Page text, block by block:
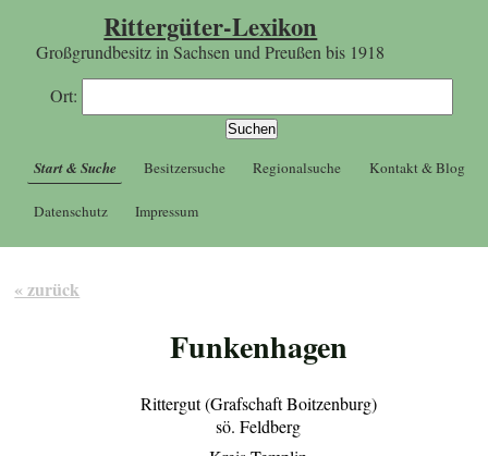
Rittergüter-Lexikon
Großgrundbesitz in Sachsen und Preußen bis 1918
Ort:
Start & Suche Besitzersuche Regionalsuche Kontakt & Blog
Datenschutz Impressum
« zurück
Funkenhagen
Rittergut (Grafschaft Boitzenburg)
sö. Feldberg